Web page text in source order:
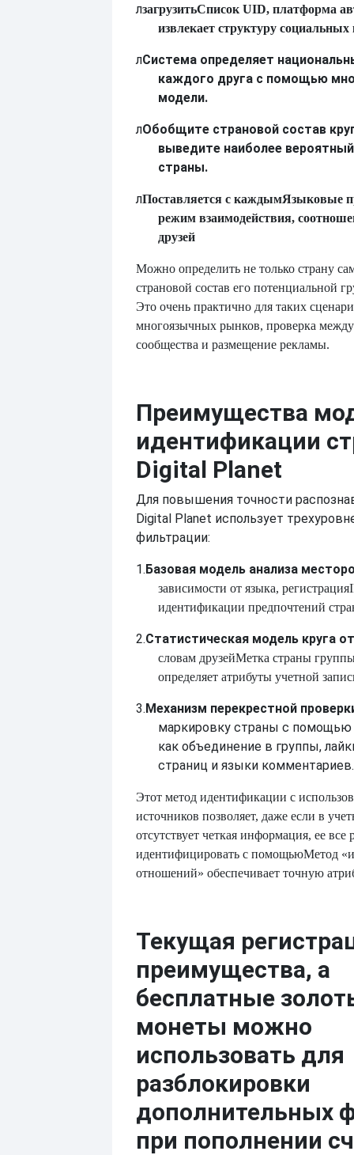
лзагрузитьСписок UID, платформа
извлекает структуру социальных
лСистема определяет
каждого друга с помощью
модели.
лОбобщите страновой состав
выведите наиболее
страны.
лПоставляется с каждымЯзыковые
режим взаимодействия,
друзей
Можно определить не только страну
страновой состав его потенциальной
Это очень практично для таких
многоязычных рынков, проверка
сообщества и размещение рекламы.
Преимущества
идентификации
Digital Planet
Для повышения точности
Digital Planet использует
фильтрации:
1.Базовая модель анализа
зависимости от языка, регистрация
идентификации предпочтений
2.Статистическая модель круга
словам друзейМетка страны
определяет атрибуты учетной
3.Механизм перекрестной
маркировку страны с помощью
как объединение в группы,
страниц и языки комментариев.
Этот метод идентификации с
источников позволяет, даже если в
отсутствует четкая информация, ее
идентифицировать с помощьюМетод
отношений» обеспечивает точную
Текущая
преимущества, а
бесплатные
монеты можно
использовать для
разблокировки
дополнительных
при пополнении